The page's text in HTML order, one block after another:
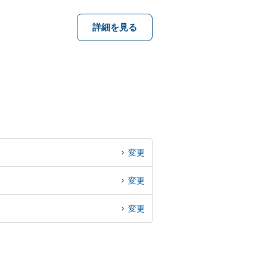
詳細を見る
変更
変更
変更